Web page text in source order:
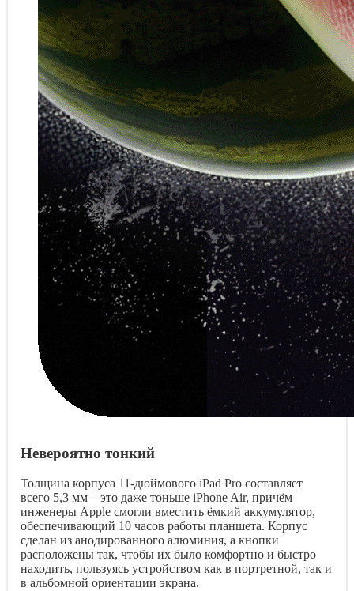
Невероятно тонкий
Толщина корпуса 11-дюймового iPad Pro составляет
всего 5,3 мм – это даже тоньше iPhone Air, причём
инженеры Apple смогли вместить ёмкий аккумулятор,
обеспечивающий 10 часов работы планшета. Корпус
сделан из анодированного алюминия, а кнопки
расположены так, чтобы их было комфортно и быстро
находить, пользуясь устройством как в портретной, так и
в альбомной ориентации экрана.